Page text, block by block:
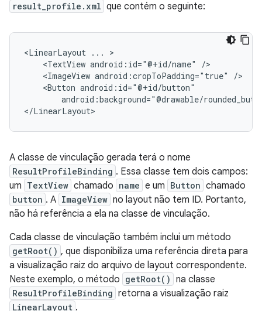
result_profile.xml que contém o seguinte:
<LinearLayout ...
<TextView android:id="@+id/name"
<ImageView android:cropToPadding="true"
<Button
android:background="@drawable/
A classe de vinculação gerada terá o nome
ResultProfileBinding . Essa classe tem dois campos:
um TextView chamado name e um Button chamado
button . A ImageView no layout não tem ID. Portanto,
não há referência a ela na classe de vinculação.
Cada classe de vinculação também inclui um método
getRoot() , que disponibiliza uma referência direta para
a visualização raiz do arquivo de layout correspondente.
Neste exemplo, o método getRoot() na classe
ResultProfileBinding retorna a visualização raiz
LinearLayout .